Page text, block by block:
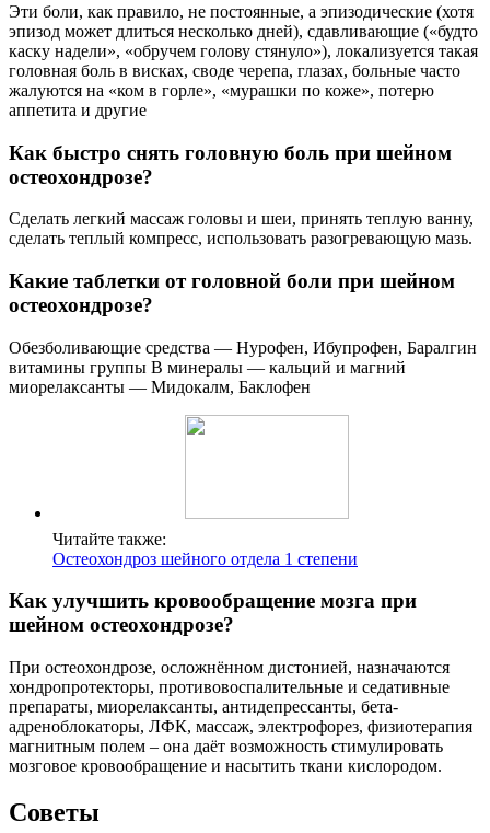
Эти боли, как правило, не постоянные, а эпизодические (хотя
эпизод может длиться несколько дней), сдавливающие («будто
каску надели», «обручем голову стянуло»), локализуется такая
головная боль в висках, своде черепа, глазах, больные часто
жалуются на «ком в горле», «мурашки по коже», потерю
аппетита и другие
Как быстро снять головную боль при шейном
остеохондрозе?
Сделать легкий массаж головы и шеи, принять теплую ванну,
сделать теплый компресс, использовать разогревающую мазь.
Какие таблетки от головной боли при шейном
остеохондрозе?
Обезболивающие средства — Нурофен, Ибупрофен, Баралгин
витамины группы В минералы — кальций и магний
миорелаксанты — Мидокалм, Баклофен
Читайте также:
Остеохондроз шейного отдела 1 степени
Как улучшить кровообращение мозга при
шейном остеохондрозе?
При остеохондрозе, осложнённом дистонией, назначаются
хондропротекторы, противовоспалительные и седативные
препараты, миорелаксанты, антидепрессанты, бета-
адреноблокаторы, ЛФК, массаж, электрофорез, физиотерапия
магнитным полем – она даёт возможность стимулировать
мозговое кровообращение и насытить ткани кислородом.
Советы